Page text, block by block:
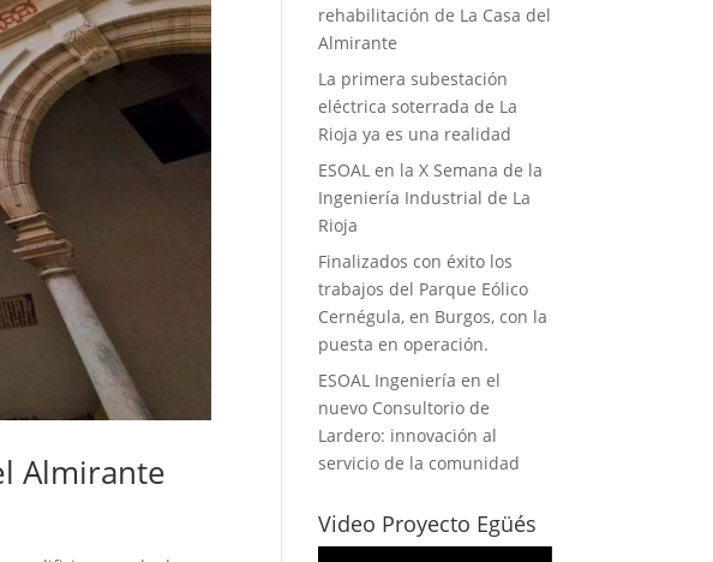
Almirante
rehabilitación de La Casa del
Almirante
La primera subestación
eléctrica soterrada de La
Rioja ya es una realidad
ESOAL en la X Semana de la
Ingeniería Industrial de La
Rioja
Finalizados con éxito los
trabajos del Parque Eólico
Cernégula, en Burgos, con la
puesta en operación.
ESOAL Ingeniería en el
nuevo Consultorio de
Lardero: innovación al
servicio de la comunidad
Video Proyecto Egüés